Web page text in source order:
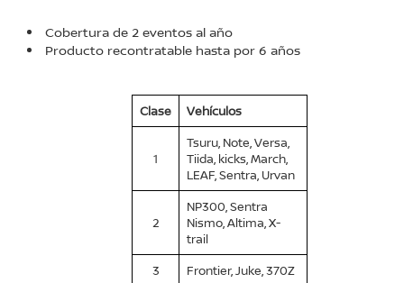
Cobertura de 2 eventos al año
Producto recontratable hasta por 6 años
Clase Vehículos
1
Tsuru, Note, Versa,
Tiida, kicks, March,
LEAF, Sentra, Urvan
2
NP300, Sentra
Nismo, Altima, X-
trail
3
Frontier, Juke, 370Z